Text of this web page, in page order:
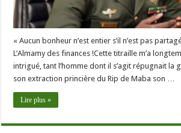
« Aucun bonheur n’est entier s’il n’est pas
L’Almamy des finances !Cette titraille m’a
intrigué, tant l’homme dont il s’agit répugnait la
son extraction princière du Rip de Maba son …
Lire plus »